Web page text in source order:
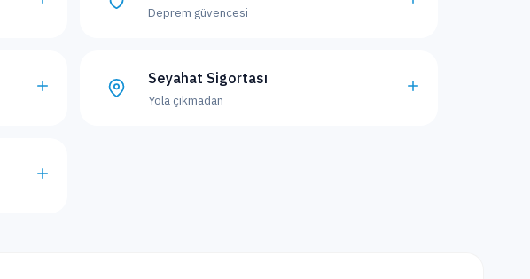
Deprem güvencesi
Seyahat Sigortası
Yola çıkmadan